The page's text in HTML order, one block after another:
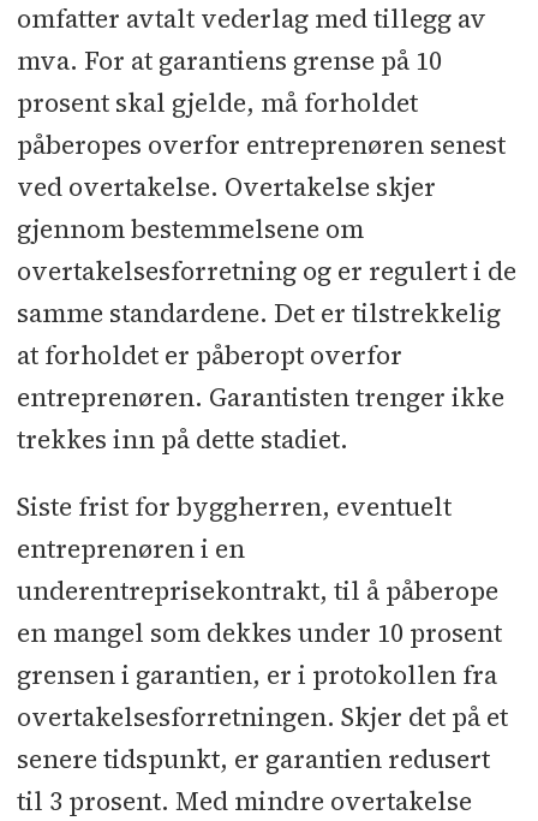
omfatter avtalt vederlag med tillegg av
mva. For at garantiens grense på 10
prosent skal gjelde, må forholdet
påberopes overfor entreprenøren senest
ved overtakelse. Overtakelse skjer
gjennom bestemmelsene om
overtakelsesforretning og er regulert i de
samme standardene. Det er tilstrekkelig
at forholdet er påberopt overfor
entreprenøren. Garantisten trenger ikke
trekkes inn på dette stadiet.
Siste frist for byggherren, eventuelt
entreprenøren i en
underentreprisekontrakt, til å påberope
en mangel som dekkes under 10 prosent
grensen i garantien, er i protokollen fra
overtakelsesforretningen. Skjer det på et
senere tidspunkt, er garantien redusert
til 3 prosent. Med mindre overtakelse